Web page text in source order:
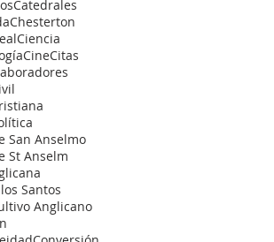
Catedrales
Chesterton
Ciencia
CineCitas
San Anselmo
St Anselm
Santos
Anglicano